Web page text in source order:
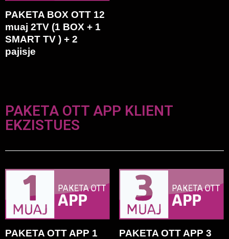
PAKETA BOX OTT 12
muaj 2TV (1 BOX + 1
SMART TV ) + 2
pajisje
PAKETA OTT APP KLIENT
EKZISTUES
PAKETA OTT APP 1
PAKETA OTT APP 3